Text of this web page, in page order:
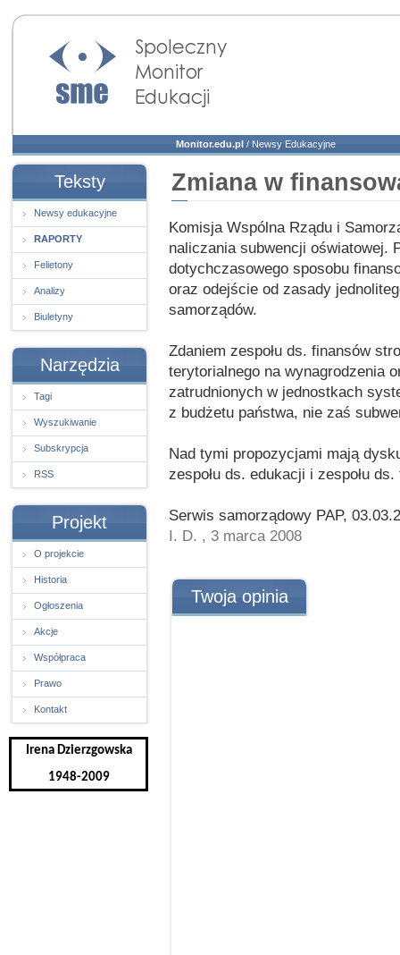
Społeczny Monitor
Edukacji
Monitor.edu.pl / Newsy Edukacyjne
Teksty
Newsy edukacyjne
RAPORTY
Felietony
Analizy
Biuletyny
Narzędzia
Tagi
Wyszukiwanie
Subskrypcja
RSS
Projekt
O projekcie
Historia
Ogłoszenia
Akcje
Współpraca
Prawo
Kontakt
Irena Dzierzgowska
1948-2009
Zmiana w
Komisja Wspólna Rządu i
naliczania subwencji oświatowej.
dotychczasowego sposobu
oraz odejście od zasady
samorządów.
Zdaniem zespołu ds. finansów
terytorialnego na wynagrodzenia
zatrudnionych w jednostkach
z budżetu państwa, nie zaś
Nad tymi propozycjami mają
zespołu ds. edukacji i zespołu
Serwis samorządowy PAP,
I. D. , 3 marca 2008
Twoja opinia